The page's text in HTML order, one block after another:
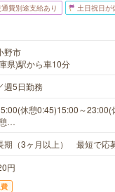
通費別途支給あり 土日祝日が
野市
県)駅から車10分
週5日勤務
休憩0:45)15:00～23:00(
…
期（3ヶ月以上） 最短で応
円